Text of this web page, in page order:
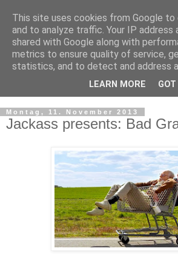
Montag, 11. November 2013
Jackass presents: Bad
This site uses cookies from Google
and to analyze traffic. Your IP address
shared with Google along with
metrics to ensure quality of service,
statistics, and to detect and address
LEARN MORE